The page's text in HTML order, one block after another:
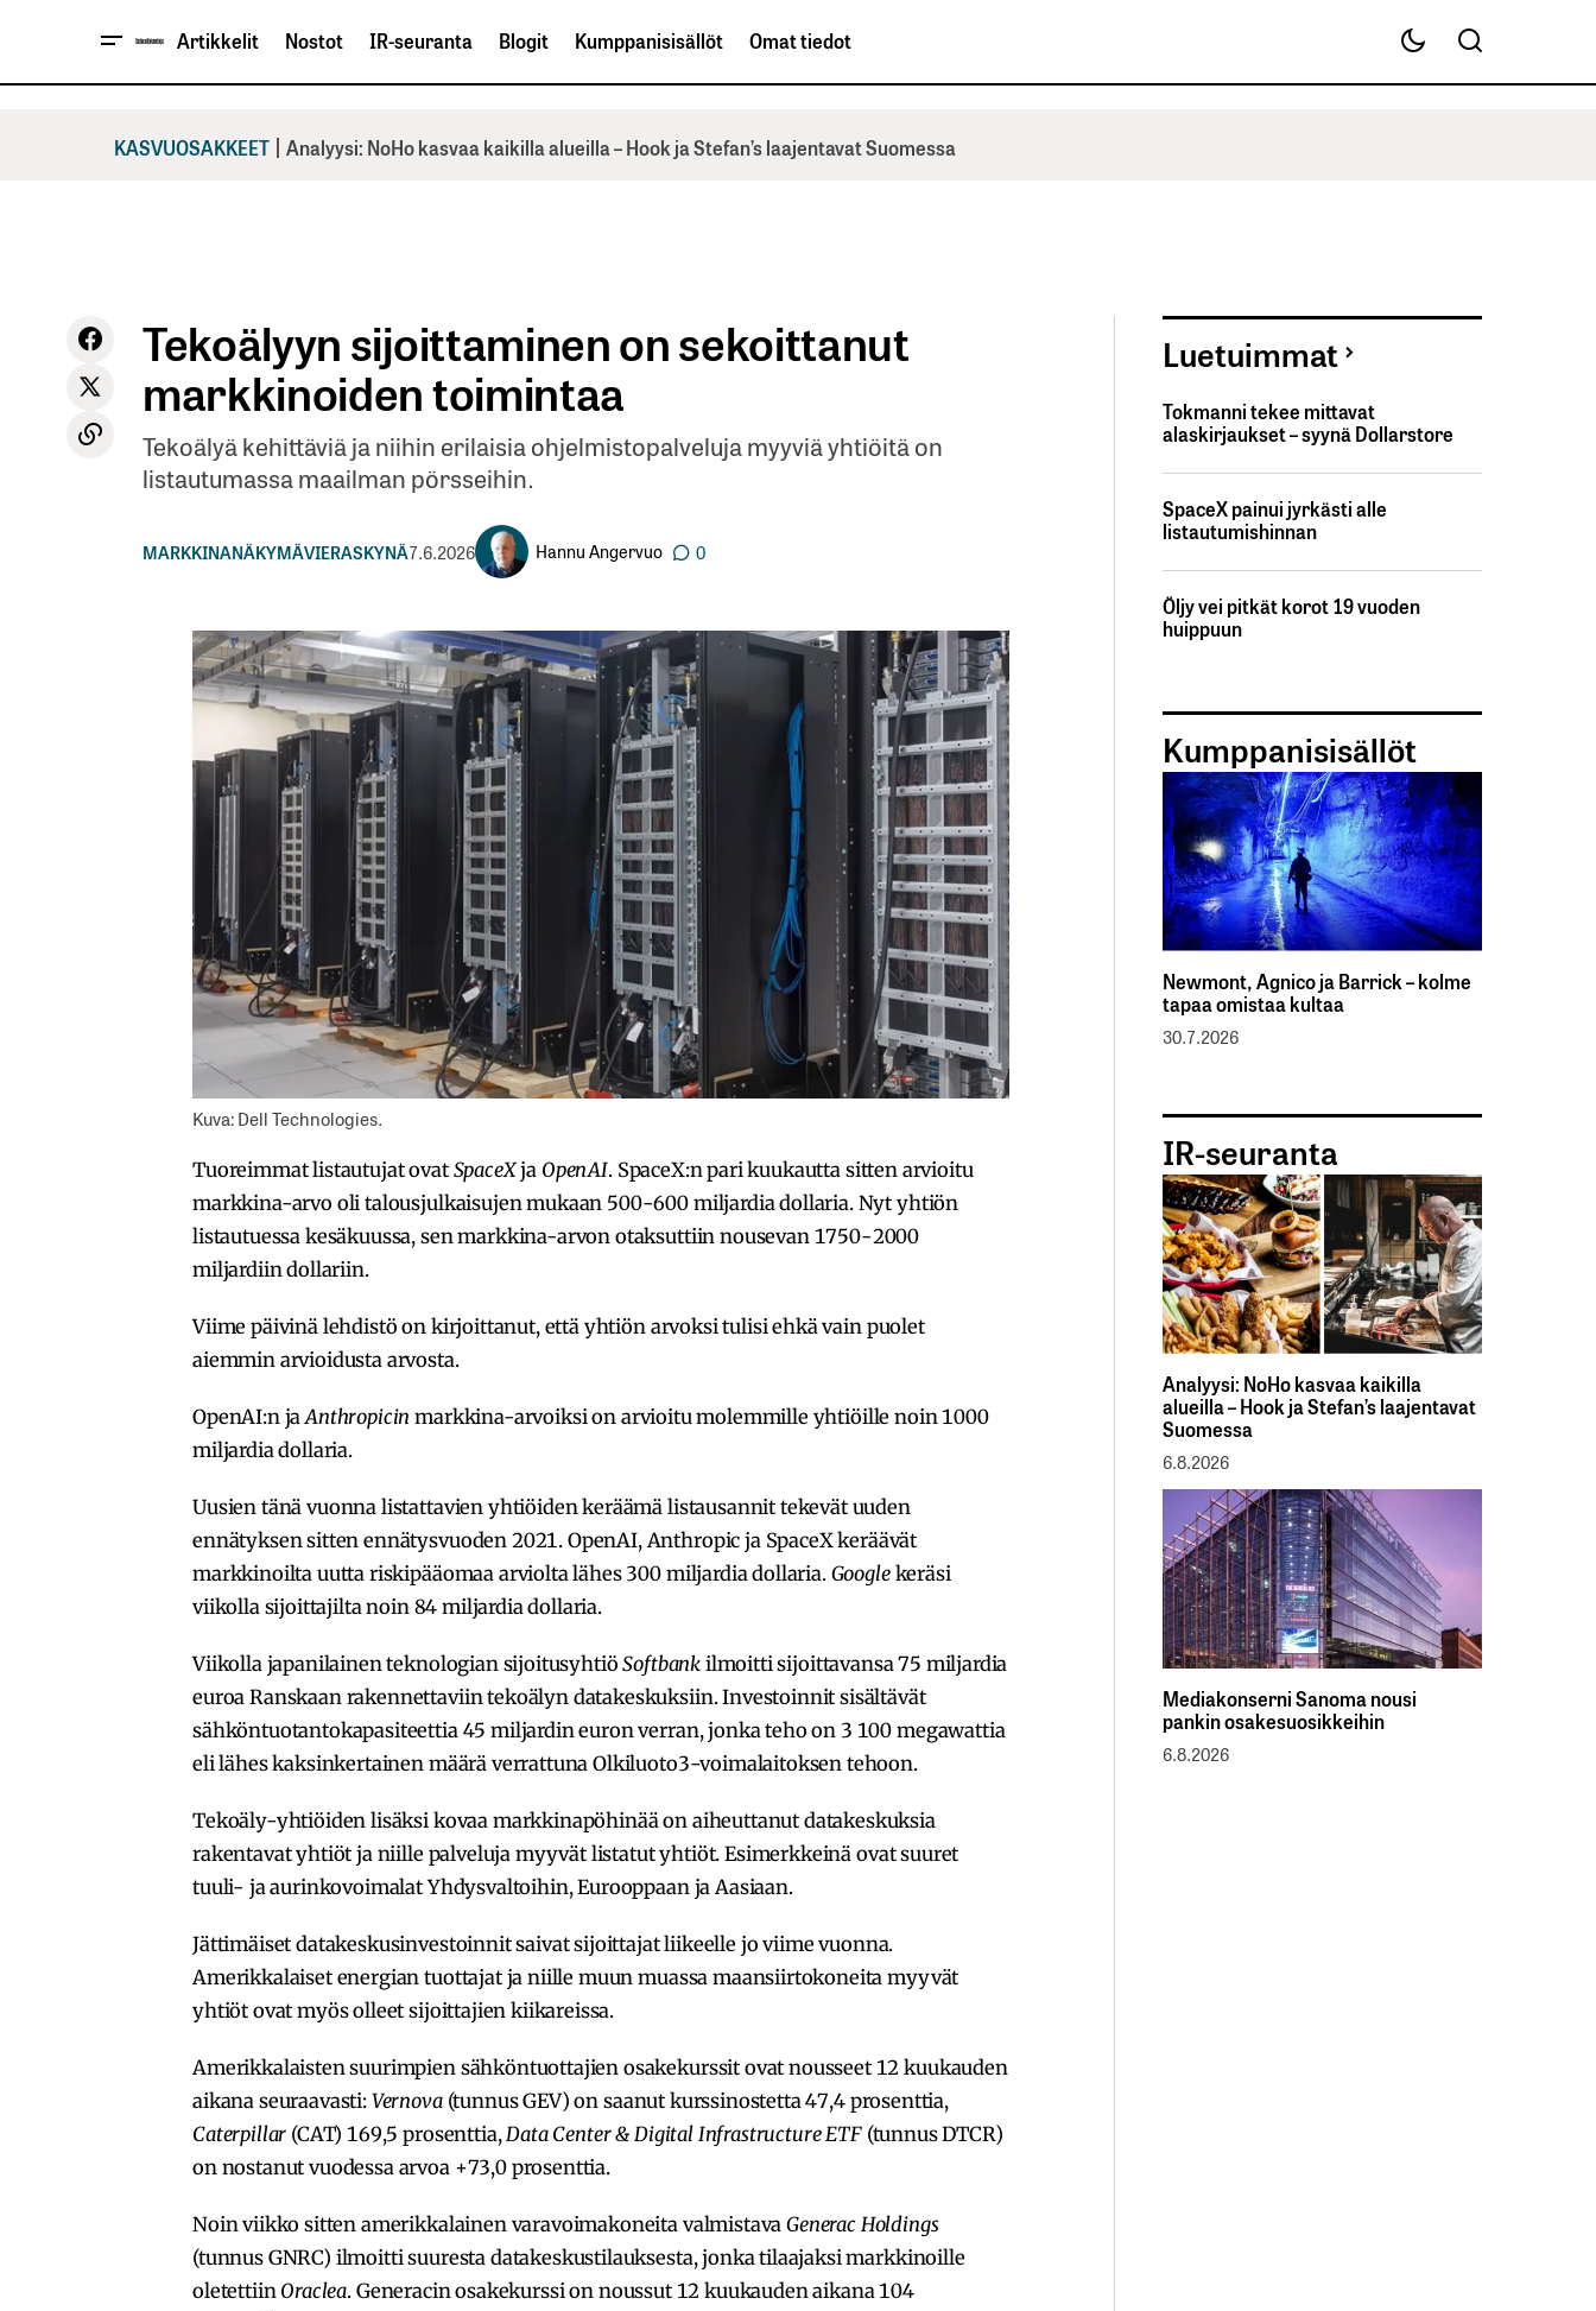
Artikkelit Nostot IR-seuranta Blogit Kumppanisisällöt Omat tiedot
KASVUOSAKKEET | Analyysi: NoHo kasvaa kaikilla alueilla – Hook ja Stefan’s laajentavat Suomessa
Tekoälyyn sijoittaminen on sekoittanut
markkinoiden toimintaa
Tekoälyä kehittäviä ja niihin erilaisia ohjelmistopalveluja myyviä yhtiöitä on
listautumassa maailman pörsseihin.
MARKKINANÄKYMÄVIERASKYNÄ7.6.2026 Hannu Angervuo 0
Kuva: Dell Technologies.
Tuoreimmat listautujat ovat SpaceXja OpenAI. SpaceX:n pari kuukautta sitten arvioitu
markkina-arvo oli talousjulkaisujen mukaan 500-600 miljardia dollaria. Nyt yhtiön
listautuessa kesäkuussa, sen markkina-arvon otaksuttiin nousevan 1750-2000
miljardiin dollariin.
Viime päivinä lehdistö on kirjoittanut, että yhtiön arvoksi tulisi ehkä vain puolet
aiemmin arvioidusta arvosta.
OpenAI:n jaAnthropicin markkina-arvoiksi on arvioitu molemmille yhtiöille noin 1000
miljardia dollaria.
Uusien tänä vuonna listattavien yhtiöiden keräämä listausannit tekevät uuden
ennätyksen sitten ennätysvuoden 2021. OpenAI, Anthropic ja SpaceX keräävät
markkinoilta uutta riskipääomaa arviolta lähes 300 miljardia dollaria. Googlekeräsi
viikolla sijoittajilta noin 84 miljardia dollaria.
Viikolla japanilainen teknologian sijoitusyhtiöSoftbank ilmoitti sijoittavansa 75 miljardia
euroa Ranskaan rakennettaviin tekoälyn datakeskuksiin. Investoinnit sisältävät
sähköntuotantokapasiteettia 45 miljardin euron verran, jonka teho on 3 100 megawattia
eli lähes kaksinkertainen määrä verrattuna Olkiluoto3-voimalaitoksen tehoon.
Tekoäly-yhtiöiden lisäksi kovaa markkinapöhinää on aiheuttanut datakeskuksia
rakentavat yhtiöt ja niille palveluja myyvät listatut yhtiöt. Esimerkkeinä ovat suuret
tuuli- ja aurinkovoimalat Yhdysvaltoihin, Eurooppaan ja Aasiaan.
Jättimäiset datakeskusinvestoinnit saivat sijoittajat liikeelle jo viime vuonna.
Amerikkalaiset energian tuottajat ja niille muun muassa maansiirtokoneita myyvät
yhtiöt ovat myös olleet sijoittajien kiikareissa.
Amerikkalaisten suurimpien sähköntuottajien osakekurssit ovat nousseet 12 kuukauden
aikana seuraavasti: Vernova(tunnus GEV) on saanut kurssinostetta 47,4 prosenttia,
Caterpillar (CAT) 169,5 prosenttia,Data Center & Digital Infrastructure ETF(tunnus DTCR)
on nostanut vuodessa arvoa +73,0 prosenttia.
Noin viikko sitten amerikkalainen varavoimakoneita valmistavaGenerac Holdings
(tunnus GNRC) ilmoitti suuresta datakeskustilauksesta, jonka tilaajaksi markkinoille
oletettiin Oraclea. Generacin osakekurssi on noussut 12 kuukauden aikana 104
Luetuimmat
Tokmanni tekee mittavat
alaskirjaukset – syynä Dollarstore
SpaceX painui jyrkästi alle
listautumishinnan
Öljy vei pitkät korot 19 vuoden
huippuun
Kumppanisisällöt
Newmont, Agnico ja Barrick – kolme
tapaa omistaa kultaa
30.7.2026
IR-seuranta
Analyysi: NoHo kasvaa kaikilla
alueilla – Hook ja Stefan’s laajentavat
Suomessa
6.8.2026
Mediakonserni Sanoma nousi
pankin osakesuosikkeihin
6.8.2026